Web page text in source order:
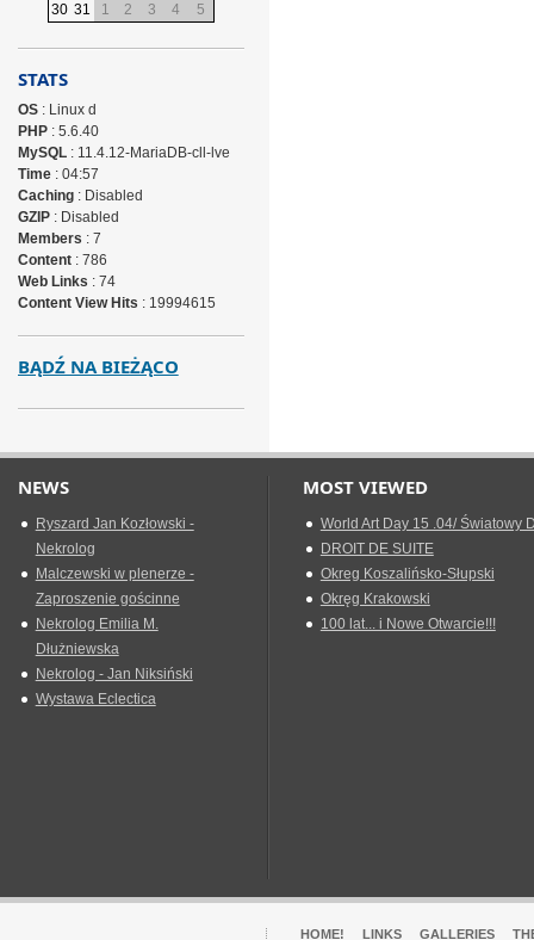
30 31 1 2 3 4 5
STATS
OS: Linux d
PHP: 5.6.40
MySQL: 11.4.12-MariaDB-cll-lve
Time: 04:57
Caching: Disabled
GZIP: Disabled
Members : 7
Content: 786
Web Links : 74
Content View Hits : 19994615
BĄDŹ NA BIEŻĄCO
NEWS
Ryszard Jan Kozłowski -
Nekrolog
Malczewski w plenerze -
Zaproszenie gościnne
Nekrolog Emilia M.
Dłużniewska
Nekrolog - Jan Niksiński
Wystawa Eclectica
MOST VIEWED
World Art Day 15 .04/ Światowy
DROIT DE SUITE
Okreg Koszalińsko-Słupski
Okręg Krakowski
100 lat... i Nowe Otwarcie!!!
HOME! LINKS GALLERIES